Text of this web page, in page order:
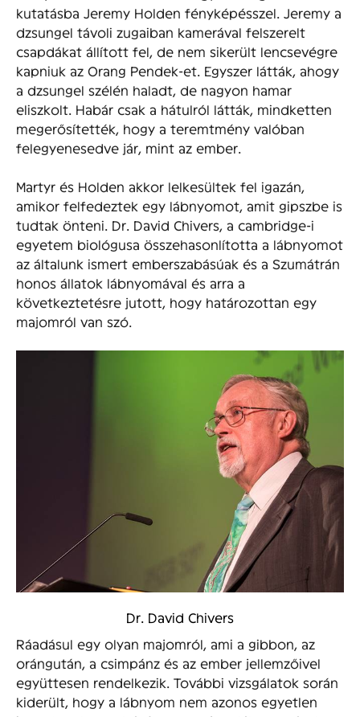
kutatásba Jeremy Holden fényképésszel. Jeremy a
dzsungel távoli zugaiban kamerával felszerelt
csapdákat állított fel, de nem sikerült lencsevégre
kapniuk az Orang Pendek-et. Egyszer látták, ahogy
a dzsungel szélén haladt, de nagyon hamar
eliszkolt. Habár csak a hátulról látták, mindketten
megerősítették, hogy a teremtmény valóban
felegyenesedve jár, mint az ember.
Martyr és Holden akkor lelkesültek fel igazán,
amikor felfedeztek egy lábnyomot, amit gipszbe is
tudtak önteni. Dr. David Chivers, a cambridge-i
egyetem biológusa összehasonlította a lábnyomot
az általunk ismert emberszabásúak és a Szumátrán
honos állatok lábnyomával és arra a
következtetésre jutott, hogy határozottan egy
majomról van szó.
Dr. David Chivers
Ráadásul egy olyan majomról, ami a gibbon, az
orángután, a csimpánz és az ember jellemzőivel
együttesen rendelkezik. További vizsgálatok során
kiderült, hogy a lábnyom nem azonos egyetlen